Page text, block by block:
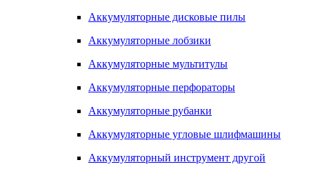
Аккумуляторные дисковые пилы
Аккумуляторные лобзики
Аккумуляторные мультитулы
Аккумуляторные перфораторы
Аккумуляторные рубанки
Аккумуляторные угловые шлифмашины
Аккумуляторный инструмент другой